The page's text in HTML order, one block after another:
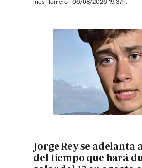
Inés Romero | 06/08/2026 19:37h.
Jorge Rey se adelanta
del tiempo que hará